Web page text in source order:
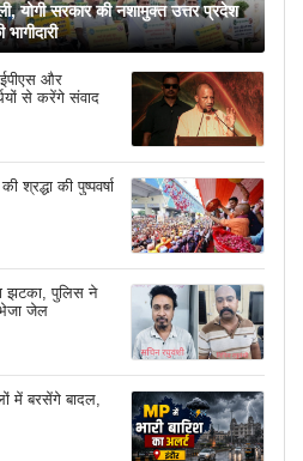
योगी सरकार की नशामुक्त उत्तर प्रदेश
और
से करेंगे संवाद
श्रद्धा की पुष्पवर्षा
झटका, पुलिस ने
भेजा जेल
में बरसेंगे बादल,